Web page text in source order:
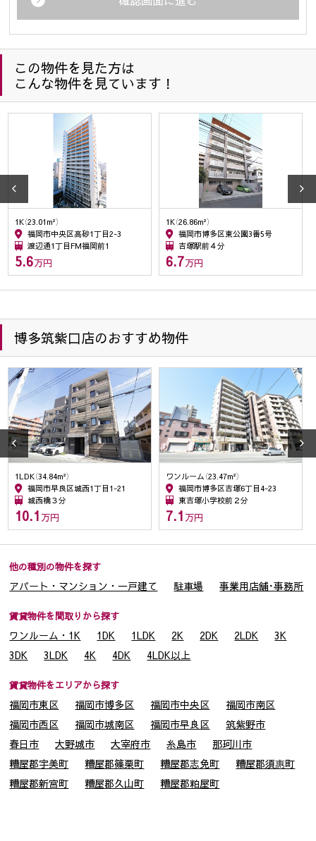
・企業主導型保育事業の運営のため
(2) 住宅等の管理業務を委託された場合、委託された業務を遂
行するために個人情報を利用します。
(3) 上記(1)の利用目的の達成に必要な範囲での、個人情報の第
三者への提供及び第三者からの提供。
(4) 上記(1)の業務及び情報、サービスの提供のための郵便物、
電話、電子メール等による営業活動。
(5) 情報、サービスの提供については、ご本人からの申し出が
ありましたら、利用を停止致します。
(6) 個人情報保護のため、当社が以前から保有しています個人
情報の利用にあたっては、本人の同意を得たうえでご利用
させて頂きます。
(7) 防犯のための監視カメラの画像
(8) 名刺交換などで取得した取引先様の個人情報は、業務連
絡・業務依頼・業務に関連する情報提供のために使用しま
す。
(9) 入社希望者の個人情報は入社希望者への情報提供、連絡・
採用業務管理のため、入社後は従業員の人事管理の目的の
２．個人情報の委託
当社は、1項(1)～(9)の利用目的・業務を履行する為、外部業者
に委託することがあります。この場合、契約等で個人情報の安
全管理に努めます。
３．個人情報の第三者提供
当社が保有する個人情報については、上記1.の利用目的達成の
為に、不動産情報、お名前、ご住所等の所要項目に付いては、
書面、郵便物、電話、電子メール、広告媒体等により、次の第
三者に提供される場合がございます。尚、ご本人からの申し出
がありましたら、提供を停止致します。又、第三者への提供に
あたっては、機密保持のために必要な措置を講じます。第三者
への個人情報の提供は、停止請求ができますが、契約履行上、
管理上の支障が生じることがあります。
(1) 取引の相手方となる者または見込者。あるいは取引の相手
方となるもの又は見込者から委託を受けた賃貸運営会社等。
(2) 他の宅建・不動産管理業者。
(3) 建物の所有者、貸主、又は、建物所有者から委託を受けた
(4) 賃料収納に関する大分銀行などの金融機関等
(5) 賃料債務保証に関わる家賃保証会社
４．個人情報を共同利用する場合
当社は下記のとおりお客様の個人情報を共同利用いたします。
なお、共同利用させていただくにあたっては、公正競争の確保
に十分配慮いたします。
〔共同して利用するお客様情報〕
・お客様基本情報（氏名、住所、電話番号、メールアドレス等）
・新しく居住される物件に関する情報（所在地、賃料、設備等）
この物件を見た方は
こんな物件を見ています！
1K（26.86m²）
福岡市博多区東公園3番5号
吉塚駅前４分
6.7万円
1DK（34.94m²）
福岡市博多区博多駅東3丁目6-33
調査中１分
10.2万円
博多筑紫口店のおすすめ物件
ワンルーム（23.47m²）
福岡市博多区吉塚6丁目4-23
東吉塚小学校前２分
7.1 万円
2LDK（52.8m²）
福岡市中央区渡辺通5丁目16-10
調査中１分
16.3万円
他の種別の物件を探す
アパート・マンション・一戸建て 駐車場 事業用店舗･事務所
賃貸物件を間取りから探す
ワンルーム・1K 1DK 1LDK 2K 2DK 2LDK
3K
3DK
3LDK 4K 4DK 4LDK以上
賃貸物件をエリアから探す
福岡市東区 福岡市博多区 福岡市中央区
福岡市南区
福岡市西区
福岡市城南区 福岡市早良区
筑紫野市
春日市
大野城市 大宰府市 糸島市
那珂川市
糟屋郡宇美町
糟屋郡篠栗町 糟屋郡志免町
糟屋郡須惠町
糟屋郡新宮町
糟屋郡久山町 糟屋郡粕屋町